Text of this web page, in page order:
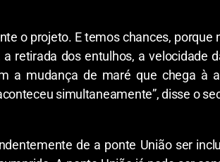
o projeto. E temos chances,
retirada dos entulhos, a velocidade
a mudança de maré que chega à
simultaneamente”, disse o
de a ponte União ser